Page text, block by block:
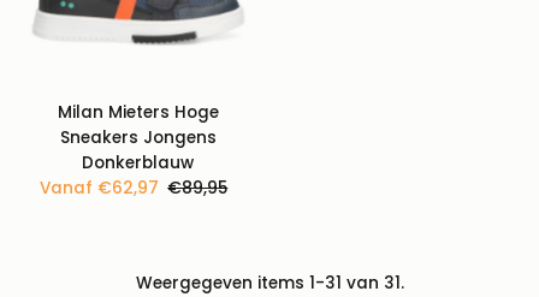
Milan Mieters Hoge
Sneakers Jongens
Donkerblauw
Kortingsprijs
Vanaf €62,97 Normale
€89,95
Weergegeven items 1-31 van 31.